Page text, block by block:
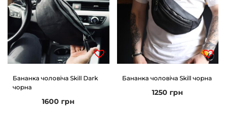
Бананка чоловіча Skill Dark
чорна
1600 грн
Бананка чоловіча Skill чорна
1250 грн